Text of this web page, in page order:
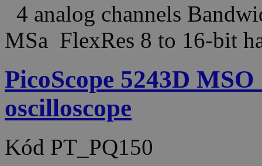
4 analog channels
MSa FlexRes 8 to 16-bit
PicoScope 5243D
oscilloscope
Kód PT_PQ150